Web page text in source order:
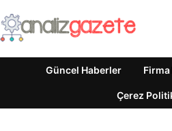
Güncel Haberler Firma
Çerez